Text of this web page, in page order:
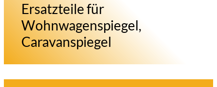
Ersatzteile für
Wohnwagenspiegel,
Caravanspiegel